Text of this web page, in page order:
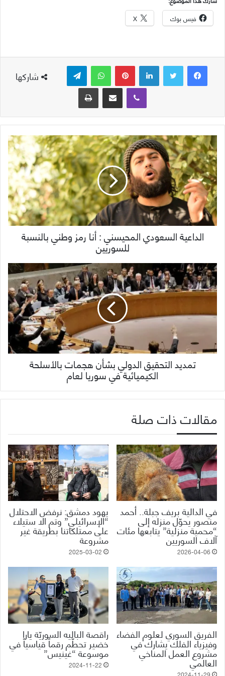
فيس بوك X
شاركها
لينكدإن بينتيريست واتساب
ڤايبر
مشاركة عبر البريد طباعة
الداعية السعودي المحيسني : أنا رمز وطني بالنسبة
للسوريين
تمديد التحقيق الدولي بشأن هجمات بالأسلحة
الكيميائية في سوريا لعام
مقالات ذات صلة
في الدالية بريف جبلة.. أحمد
منصور يحوّل منزله إلى
“محمية منزلية” يتابعها مئات
آلاف السوريين
2026-04-06
يهود دمشق: نرفض الاحتلال
“الإسرائيلي” وتم الا ستيلاء
على ممتلكاتنا بطريقة غير
مشروعة
2025-03-02
الفريق السوري لعلوم الفضاء
وفيزياء الفلك يشارك في
مشروع العمل المناخي
العالمي
راقصة الباليه السوريّة يارا
خضير تحطّم رقماً قياسياً في
موسوعة “غينيس”
2024-11-22